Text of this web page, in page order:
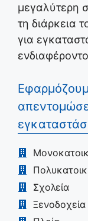
μεγαλύτερη
τη διάρκεια
για
Σχολεία
Ξενοδοχεία